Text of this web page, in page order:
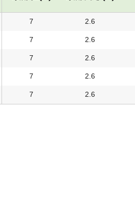
7 2.6
7 2.6
7 2.6
7 2.6
7 2.6